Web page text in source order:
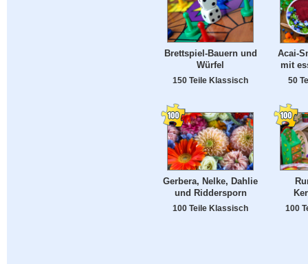
Brettspiel-Bauern und
Würfel
150 Teile Klassisch
Acai-
mit
50
Gerbera, Nelke, Dahlie
und Riddersporn
100 Teile Klassisch 100